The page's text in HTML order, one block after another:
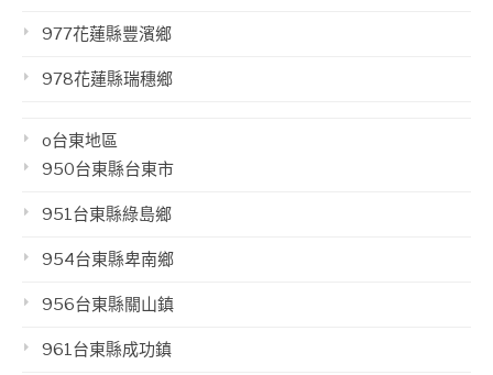
977花蓮縣豐濱鄉
978花蓮縣瑞穗鄉
o台東地區
950台東縣台東市
951台東縣綠島鄉
954台東縣卑南鄉
956台東縣關山鎮
961台東縣成功鎮